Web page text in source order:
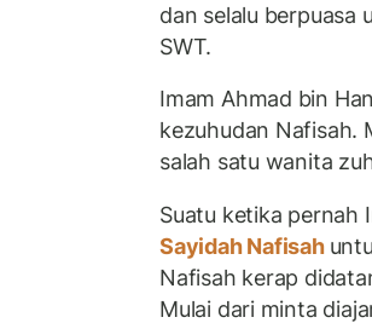
dan selalu berpuasa
SWT.
Imam Ahmad bin
kezuhudan Nafisah.
salah satu wanita
Suatu ketika pernah
Sayidah Nafisah
Nafisah kerap
Mulai dari minta